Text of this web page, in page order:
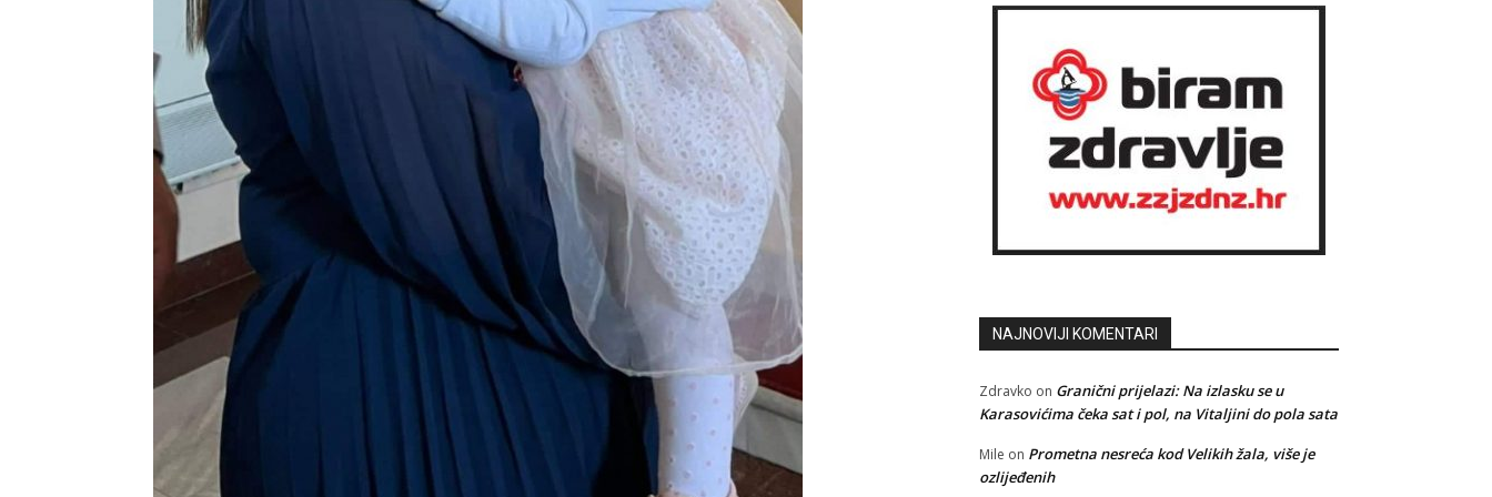
NAJNOVIJI KOMENTARI
Zdravko on Granični prijelazi: Na izlasku se u
Karasovićima čeka sat i pol, na Vitaljini do pola sata
Mile on Prometna nesreća kod Velikih žala, više je
ozlijeđenih